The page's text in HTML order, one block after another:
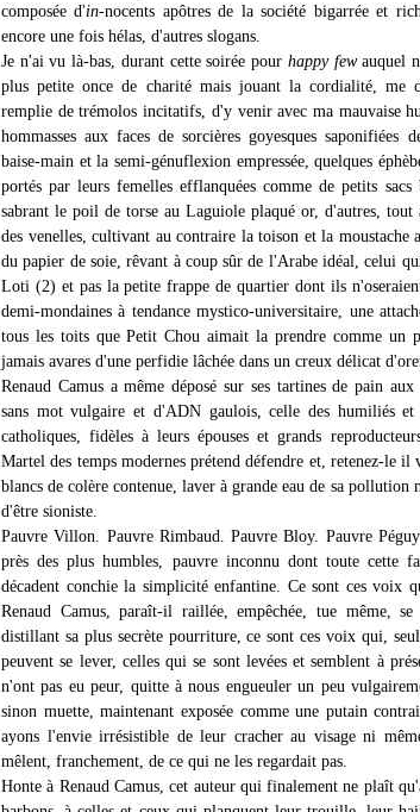
composée d'in-nocents apôtres de la société bigarrée et
encore une fois hélas, d'autres slogans.
Je n'ai vu là-bas, durant cette soirée pour happy fewauquel
plus petite once de charité mais jouant la cordialité, me
remplie de trémolos incitatifs, d'y venir avec ma mauvaise
hommasses aux faces de sorcières goyesques
baise-main et la semi-génuflexion empressée, quelques
portés par leurs femelles efflanquées comme de petits
sabrant le poil de torse au Laguiole plaqué or, d'autres, tout
des venelles, cultivant au contraire la toison et la moustache
du papier de soie, rêvant à coup sûr de l'Arabe idéal, celui
Loti (2) et pas la petite frappe de quartier dont ils
demi-mondaines à tendance mystico-universitaire, une
tous les toits que Petit Chou aimait la prendre comme un
jamais avares d'une perfidie lâchée dans un creux délicat
Renaud Camus a même déposé sur ses tartines de pain
sans mot vulgaire et d'ADN gaulois, celle des humiliés et
catholiques, fidèles à leurs épouses et grands
Martel des temps modernes prétend défendre et, retenez-le il
blancs de colère contenue, laver à grande eau de sa
d'être sioniste.
Pauvre Villon. Pauvre Rimbaud. Pauvre Bloy. Pauvre
près des plus humbles, pauvre inconnu dont toute cette
décadent conchie la simplicité enfantine. Ce sont ces voix
Renaud Camus, paraît-il raillée, empêchée, tue même,
distillant sa plus secrète pourriture, ce sont ces voix qui,
peuvent se lever, celles qui se sont levées et semblent à
n'ont pas eu peur, quitte à nous engueuler un peu
sinon muette, maintenant exposée comme une putain
ayons l'envie irrésistible de leur cracher au visage ni
mêlent, franchement, de ce qui ne les regardait pas.
Honte à Renaud Camus, cet auteur qui finalement ne plaît